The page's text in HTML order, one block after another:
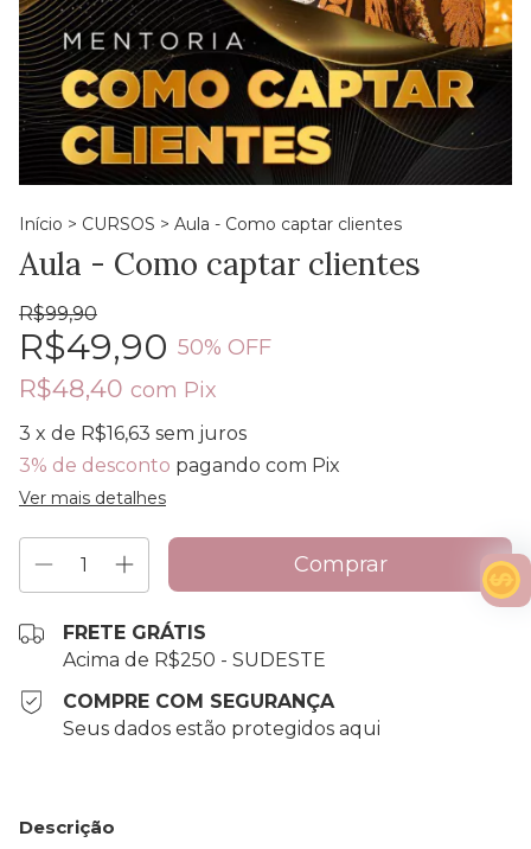
Início > CURSOS > Aula - Como captar clientes
Aula - Como captar clientes
R$99,90
R$49,90 50% OFF
R$48,40 com Pix
3 x de R$16,63 sem juros
3% de desconto pagando com Pix
Ver mais detalhes
FRETE GRÁTIS
Acima de R$250 - SUDESTE
COMPRE COM SEGURANÇA
Seus dados estão protegidos aqui
Descrição